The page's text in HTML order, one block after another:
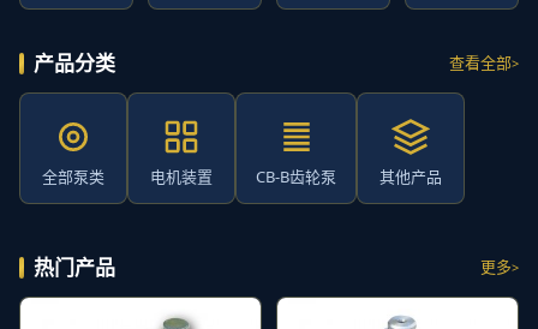
产品分类 查看全部
全部泵类 电机装置 CB-B齿轮泵 其他产品
热门产品 更多